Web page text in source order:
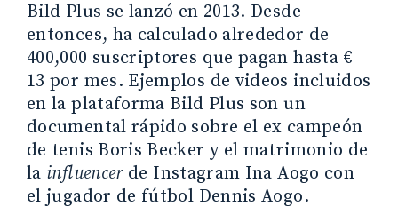
Bild Plus se lanzó en 2013. Desde
entonces, ha calculado alrededor de
400,000 suscriptores que pagan hasta €
13 por mes. Ejemplos de videos incluidos
en la plataforma Bild Plus son un
documental rápido sobre el ex campeón
de tenis Boris Becker y el matrimonio de
la influencerde Instagram Ina Aogo con
el jugador de fútbol Dennis Aogo.